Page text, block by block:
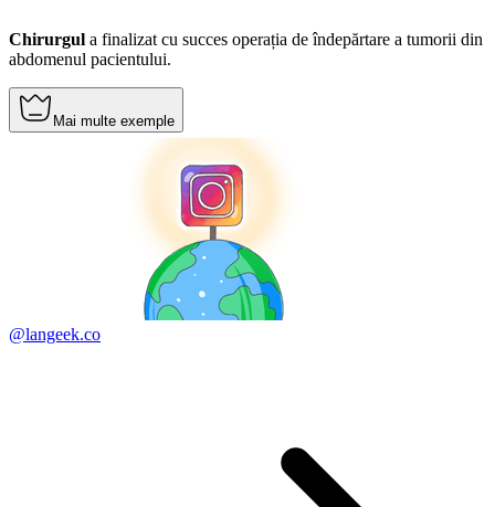
Chirurgul a finalizat cu succes operația de îndepărtare a tumorii din
abdomenul pacientului.
Mai multe exemple
@langeek.co